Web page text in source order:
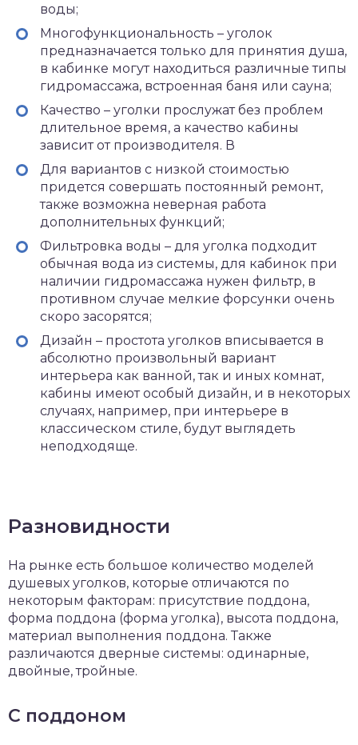
воды;
Многофункциональность – уголок
предназначается только для принятия душа,
в кабинке могут находиться различные типы
гидромассажа, встроенная баня или сауна;
Качество – уголки прослужат без проблем
длительное время, а качество кабины
зависит от производителя. В
Для вариантов с низкой стоимостью
придется совершать постоянный ремонт,
также возможна неверная работа
дополнительных функций;
Фильтровка воды – для уголка подходит
обычная вода из системы, для кабинок при
наличии гидромассажа нужен фильтр, в
противном случае мелкие форсунки очень
скоро засорятся;
Дизайн – простота уголков вписывается в
абсолютно произвольный вариант
интерьера как ванной, так и иных комнат,
кабины имеют особый дизайн, и в некоторых
случаях, например, при интерьере в
классическом стиле, будут выглядеть
неподходяще.
Разновидности
На рынке есть большое количество моделей
душевых уголков, которые отличаются по
некоторым факторам: присутствие поддона,
форма поддона (форма уголка), высота поддона,
материал выполнения поддона. Также
различаются дверные системы: одинарные,
двойные, тройные.
С поддоном